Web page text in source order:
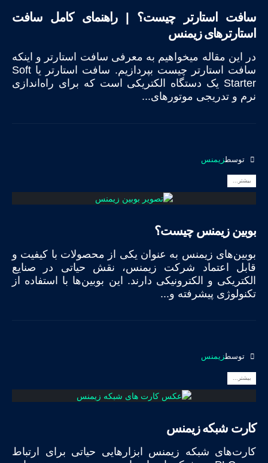
سافت استارتر چیست؟ | راهنمای کامل سافت
استارترهای زیمنس
در این مقاله میخواهیم به معرفی سافت استارتر و اینکه
سافت استارتر چیست بپردازیم. سافت استارتر یا Soft
Starter یک دستگاه الکتریکی است که برای راه‌اندازی
نرم و تدریجی موتورهای...
توسطزیمنس
بیشتر...
بوبین زیمنس چیست؟
بوبین‌های زیمنس به عنوان یکی از محصولات با کیفیت و
قابل اعتماد شرکت زیمنس، نقش حیاتی در صنایع
الکتریکی و الکترونیکی دارند. این بوبین‌ها با استفاده از
تکنولوژی پیشرفته و...
توسطزیمنس
بیشتر...
کارت شبکه زیمنس
کارت‌های شبکه زیمنس ابزارهایی حیاتی برای ارتباط